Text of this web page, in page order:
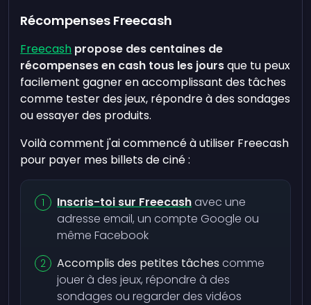
Récompenses Freecash
Freecash propose des centaines de
récompenses en cash tous les joursque tu peux
facilement gagner en accomplissant des tâches
comme tester des jeux, répondre à des sondages
ou essayer des produits.
Voilà comment j'ai commencé à utiliser Freecash
pour payer mes billets de ciné :
Inscris-toi sur Freecash avec une
adresse email, un compte Google ou
même Facebook
Accomplis des petites tâches comme
jouer à des jeux, répondre à des
sondages ou regarder des vidéos